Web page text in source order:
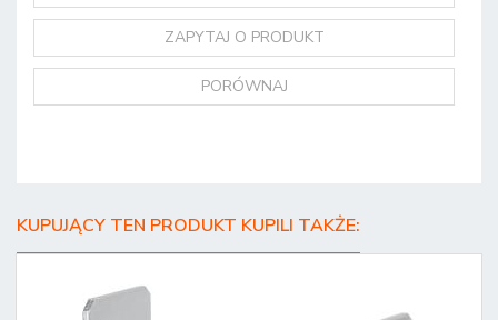
ZAPYTAJ O PRODUKT
PORÓWNAJ
KUPUJĄCY TEN PRODUKT KUPILI TAKŻE: